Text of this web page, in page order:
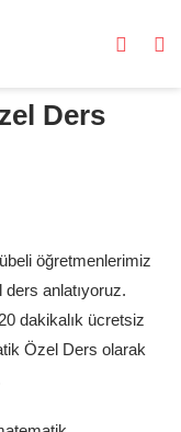
Ders
öğretmenlerimiz
anlatıyoruz.
dakikalık ücretsiz
Özel Ders olarak